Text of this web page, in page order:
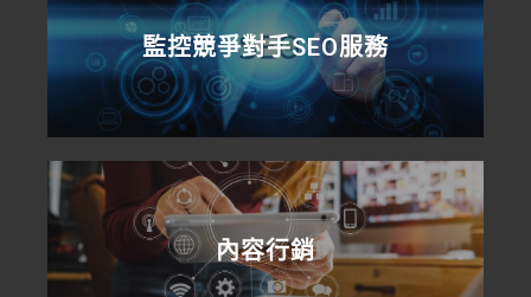
監控競爭對手SEO服務
內容行銷